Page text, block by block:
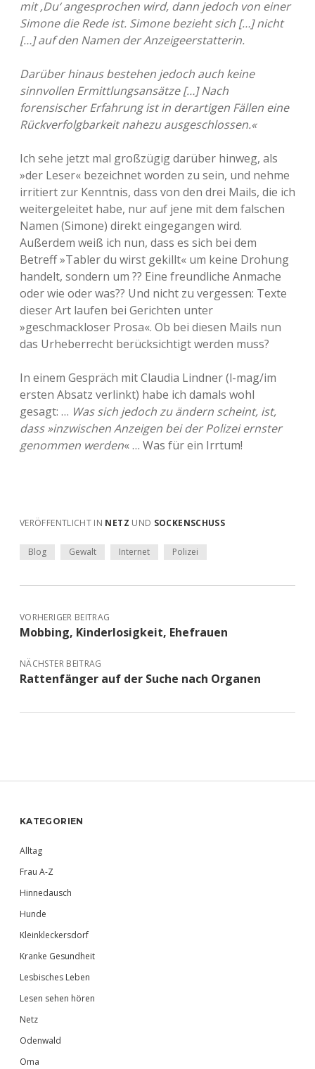
mit ‚Du‘ angesprochen wird, dann jedoch von einer
Simone die Rede ist. Simone bezieht sich […] nicht
[…] auf den Namen der Anzeigeerstatterin.
Darüber hinaus bestehen jedoch auch keine
sinnvollen Ermittlungsansätze […] Nach
forensischer Erfahrung ist in derartigen Fällen eine
Rückverfolgbarkeit nahezu ausgeschlossen.«
Ich sehe jetzt mal großzügig darüber hinweg, als
»der Leser« bezeichnet worden zu sein, und nehme
irritiert zur Kenntnis, dass von den drei Mails, die ich
weitergeleitet habe, nur auf jene mit dem falschen
Namen (Simone) direkt eingegangen wird.
Außerdem weiß ich nun, dass es sich bei dem
Betreff »Tabler du wirst gekillt« um keine Drohung
handelt, sondern um ?? Eine freundliche Anmache
oder wie oder was?? Und nicht zu vergessen: Texte
dieser Art laufen bei Gerichten unter
»geschmackloser Prosa«. Ob bei diesen Mails nun
das Urheberrecht berücksichtigt werden muss?
In einem Gespräch mit Claudia Lindner (l-mag/im
ersten Absatz verlinkt) habe ich damals wohl
gesagt: … Was sich jedoch zu ändern scheint, ist,
dass »inzwischen Anzeigen bei der Polizei ernster
genommen werden« … Was für ein Irrtum!
VERÖFFENTLICHT IN NETZ UND SOCKENSCHUSS
Blog Gewalt Internet Polizei
VORHERIGER BEITRAG
Mobbing, Kinderlosigkeit, Ehefrauen
NÄCHSTER BEITRAG
Rattenfänger auf der Suche nach Organen
Sidebar
KATEGORIEN
Alltag
Frau A-Z
Hinnedausch
Hunde
Kleinkleckersdorf
Kranke Gesundheit
Lesbisches Leben
Lesen sehen hören
Netz
Odenwald
Oma